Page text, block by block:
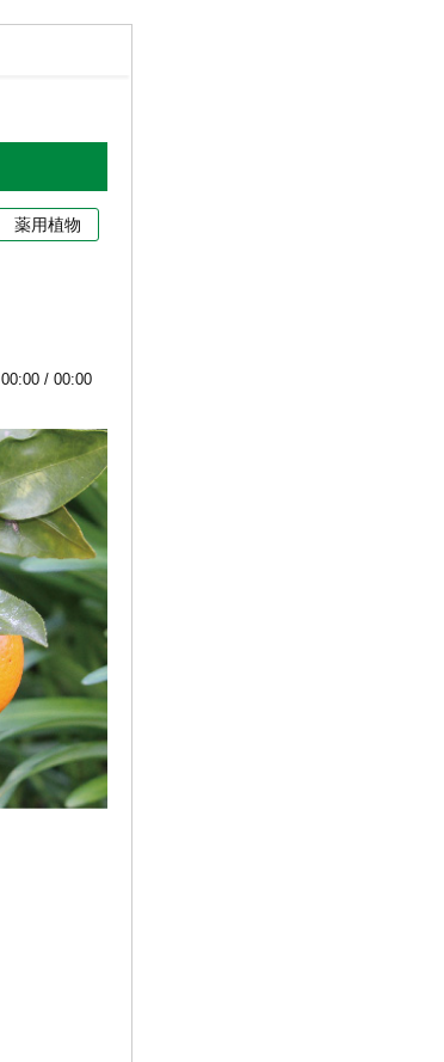
薬用植物
00:00 /00:00